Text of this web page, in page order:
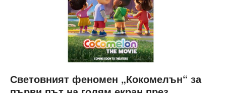
Световният феномен „Кокомелън“ за